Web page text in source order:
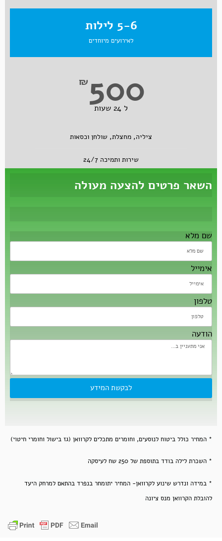
5-6 לילות
לאירועים מיוחדים
₪500
ל 24 שעות
ציליה, מחצלת, שולחן וכסאות
שירות ותמיכה 24/7
השאר פרטים להצעה מעולה
שם מלא
אימייל
טלפון
הודעה
לבקשת המידע
* המחיר כולל ביטוח לנוסעים, וחומרים מתכלים לקרוואן (גז בישול וחומרי חיטוי)
* השכרת לילה בודד בתוספת של 250 שח לעיסקה
* במידה ונדרש שינוע לקרוואן- המחיר יתומחר בנפרד בהתאם למרחק היעד
להובלת הקרוואן מנס ציונה